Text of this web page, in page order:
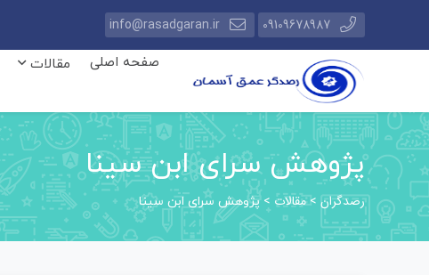
09109678987
info@rasadgaran.ir
صفحه اصلی مقالات
پژوهش سرای ابن سینا
رصدگران >مقالات >پژوهش سرای ابن سینا